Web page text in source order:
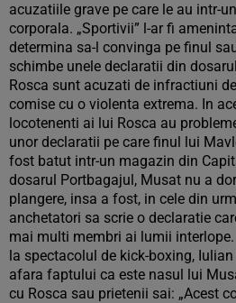
acuzatiile grave pe care le au intr-
corporala. „Sportivii” l-ar fi
determina sa-l convinga pe finul
schimbe unele declaratii din
Rosca sunt acuzati de infractiuni
comise cu o violenta extrema. In
locotenenti ai lui Rosca au
unor declaratii pe care finul lui
fost batut intr-un magazin din
dosarul Portbagajul, Musat nu a
plangere, insa a fost, in cele din
anchetatori sa scrie o declaratie
mai multi membri ai lumii
la spectacolul de kick-boxing,
afara faptului ca este nasul lui
cu Rosca sau prietenii sai: „Acest